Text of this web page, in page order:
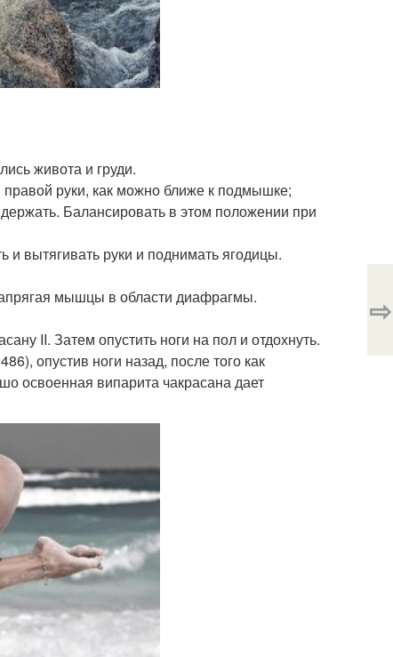
живота и груди.
руки, как можно ближе к подмышке;
Балансировать в этом положении при
и вытягивать руки и поднимать ягодицы.
мышцы в области диафрагмы.
II. Затем опустить ноги на пол и отдохнуть.
опустив ноги назад, после того как
освоенная випарита чакрасана дает
⇨